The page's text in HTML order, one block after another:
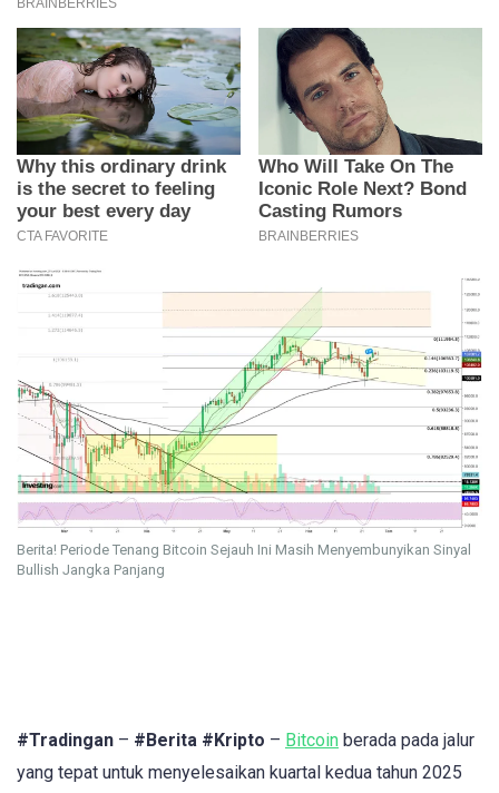
Berita! Periode Tenang Bitcoin Sejauh Ini Masih Menyembunyikan Sinyal
Bullish Jangka Panjang
#Tradingan – #Berita #Kripto – Bitcoin berada pada jalur
yang tepat untuk menyelesaikan kuartal kedua tahun 2025